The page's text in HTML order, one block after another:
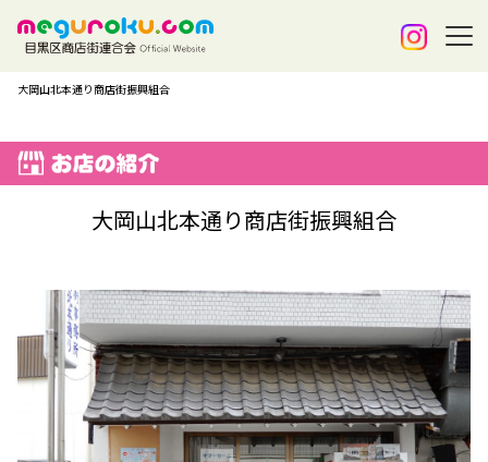
大岡山北本通り商店街振興組合
大岡山北本通り商店街振興組合